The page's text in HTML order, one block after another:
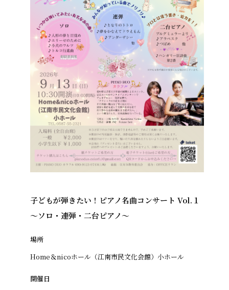
子どもが弾きたい！ピアノ名曲コンサート Vol.１
～ソロ・連弾・二台ピアノ～
場所
Home＆nicoホール（江南市民文化会館）小ホール
開催日